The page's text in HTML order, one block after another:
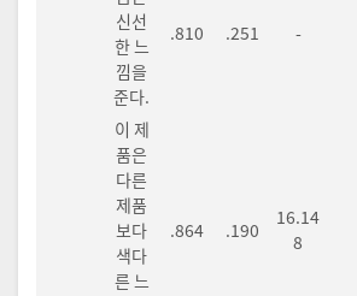
신선
한 느
낌을
준다.
.810 .251 -
이 제
품은
다른
제품
보다
색다
른 느
.864 .190
16.14
8